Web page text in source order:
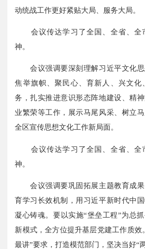
动统战工作更好紧贴大局、服务大局。
会议传达学习了全国、全省、全
神。
会议强调要深刻理解习近平文化思
焦举旗帜、聚民心、育新人、兴文化
务，扎实推进意识形态阵地建设、精
业繁荣等工作，展示马尾风采、树立
全区宣传思想文化工作新局面。
会议传达学习了全国、全省、全
神。
会议强调要巩固拓展主题教育成果
育学习长效机制，用习近平新时代中
凝心铸魂。要以实施“堡垒工程”为总
新模式，全方位提升基层党建工作质效
最讲”要求，打造模范部门，坚决当好“